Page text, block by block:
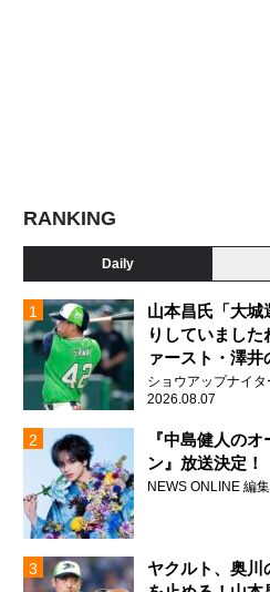
RANKING
Daily
山本昌氏「大城
りしていまし
ァースト・澤井
ショウアップナイタ
2026.08.07
『中島健人の
ン』放送決定！
NEWS ONLINE 編
ヤクルト、奥川